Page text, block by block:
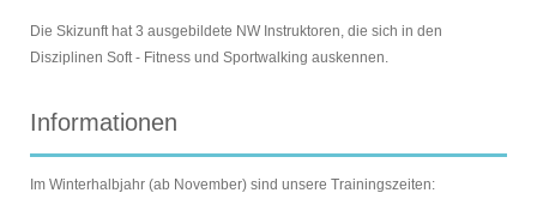
Die Skizunft hat 3 ausgebildete NW Instruktoren, die sich in den
Disziplinen Soft - Fitness und Sportwalking auskennen.
Informationen
Im Winterhalbjahr (ab November) sind unsere Trainingszeiten: